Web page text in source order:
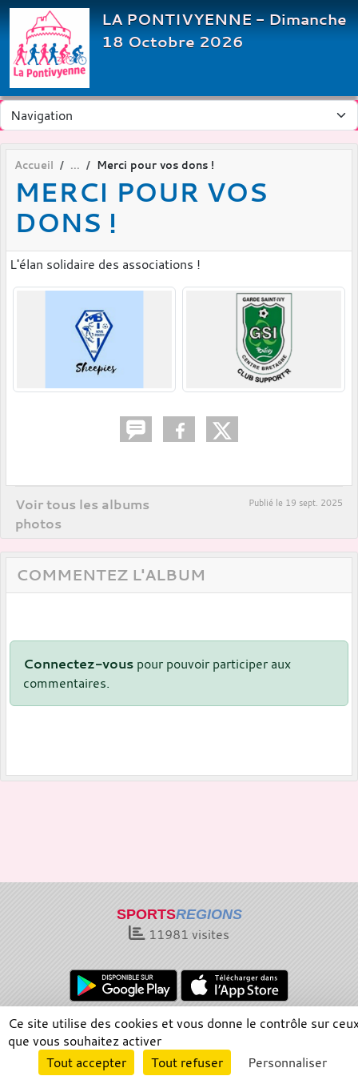
LA PONTIVYENNE - Dimanche
18 Octobre 2026
Accueil Merci pour vos dons !
MERCI POUR VOS
DONS !
L'élan solidaire des associations !
Voir tous les albums
photos
Publié le 19 sept. 2025
COMMENTEZ L'ALBUM
Connectez-vous pour pouvoir participer aux
commentaires.
SPORTSREGIONS
11981 visites
Charte cookies
Gestion des cookies
Informations légales
Signaler un contenu inapproprié
Envie de participer ?
Connexion
Panneau de gestion des cookies
Ce site utilise des cookies et vous donne le contrôle sur
que vous souhaitez activer
Tout accepter
Tout refuser Personnaliser